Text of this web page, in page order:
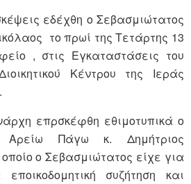
εδέχθη ο Σεβασμιώτατος
το πρωί της Τετάρτης 13
, στις Εγκαταστάσεις του
Κέντρου της Ιεράς
επρσκέφθη εθιμοτυπικά ο
Αρείω Πάγω κ. Δημήτριος
ο Σεβασμιώτατος είχε για
συζήτηση και